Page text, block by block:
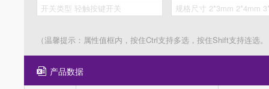
（温馨提示：属性值框内，按住Ctrl支持多选，按住Shift支持连选
产品数据